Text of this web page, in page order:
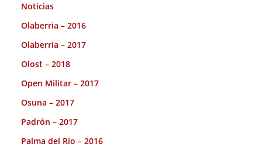
Noticias
Olaberria – 2016
Olaberria – 2017
Olost – 2018
Open Militar – 2017
Osuna – 2017
Padrón – 2017
Palma del Rio – 2016